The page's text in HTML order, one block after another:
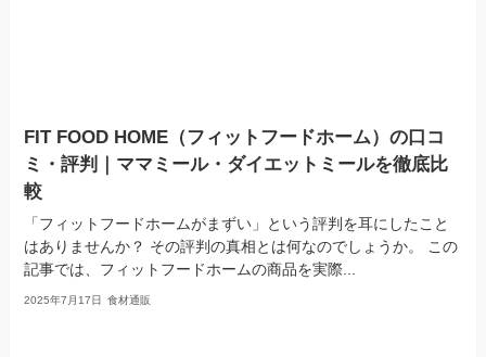
FIT FOOD HOME（フィットフードホーム）の口コ
ミ・評判｜ママミール・ダイエットミールを徹底比
較
「フィットフードホームがまずい」という評判を耳にしたこと
はありませんか？ その評判の真相とは何なのでしょうか。 この
記事では、フィットフードホームの商品を実際...
2025年7月17日 食材通販